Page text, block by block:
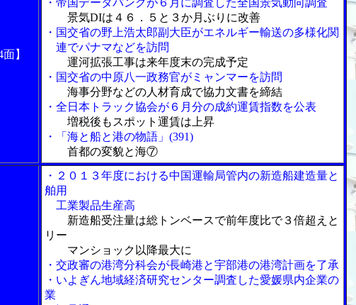
】
・帝国データバンクが６月に調査した全国景気動向調査
景気DIは４６．５と３か月ぶりに改善
・国交省の野上浩太郎副大臣がエネルギー輸送の多様化関
連でパナマなどを訪問
運河拡張工事は来年度末の完成予定
・国交省の中原八一政務官がミャンマーを訪問
海事分野などの人材育成で協力文書を締結
・全日本トラック協会が６月分の成約運賃指数を公表
増税後もスポット運賃は上昇
・
「海と船と港の物語」(391)
首都の変貌と海⑦
・２０１３年度における中国運輸局管内の新造船建造量と
舶用
工業製品生産高
新造船受注量は総トンベースで前年度比で３倍超えと
リー
マンショック以降最大に
・交政審の港湾分科会が長崎港と宇部港の港湾計画を了承
・いよぎん地域経済研究センター調査した愛媛県内企業の
業